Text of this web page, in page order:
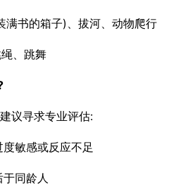
满书的箱子)、拔河、动物爬行
、跳舞
议寻求专业评估:
敏感或反应不足
于同龄人